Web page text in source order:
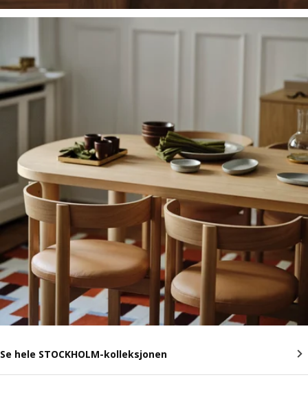
Se hele STOCKHOLM-kolleksjonen